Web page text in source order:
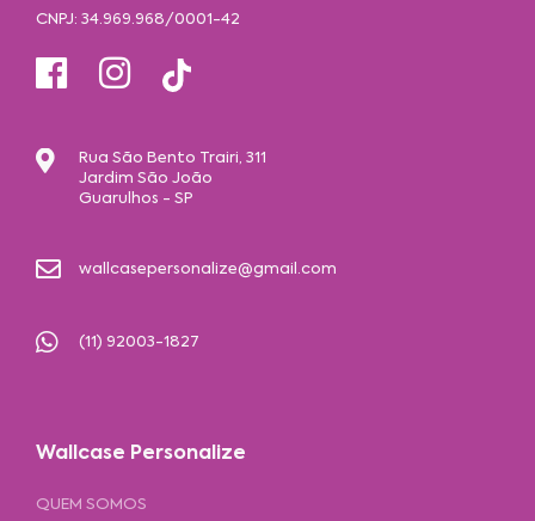
CNPJ: 34.969.968/0001-42
Rua São Bento Trairi, 311
Jardim São João
Guarulhos - SP
wallcasepersonalize@gmail.com
(11) 92003-1827
Wallcase Personalize
QUEM SOMOS